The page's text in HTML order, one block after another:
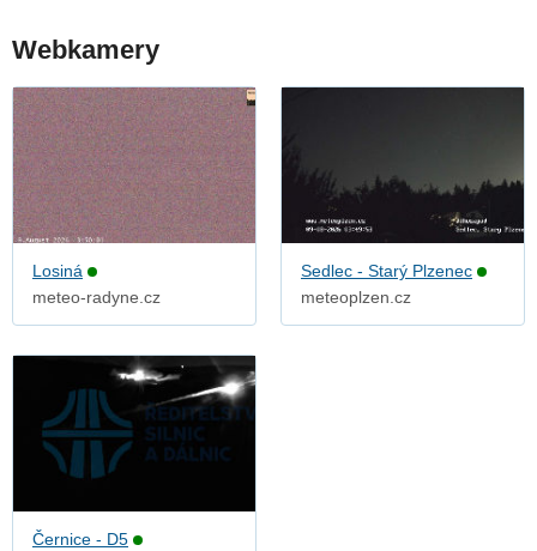
Webkamery
Losiná
meteo-radyne.cz
Sedlec - Starý Plzenec
meteoplzen.cz
Černice - D5